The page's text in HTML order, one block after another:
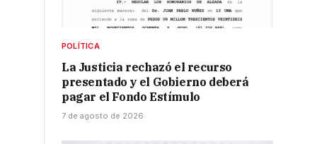
POLÍTICA
La Justicia rechazó el recurso
presentado y el Gobierno deberá
pagar el Fondo Estímulo
7 de agosto de 2026